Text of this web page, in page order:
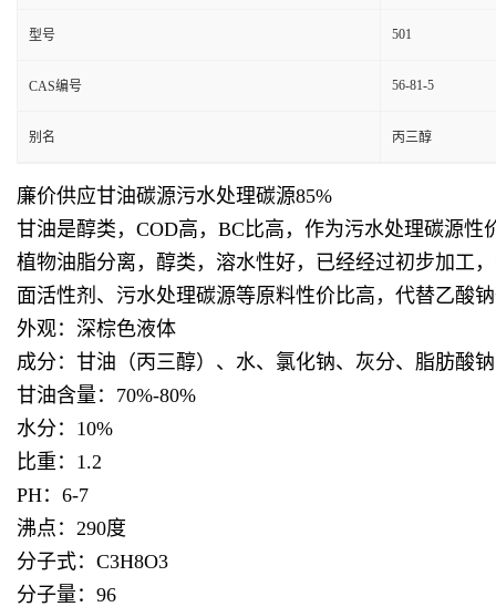
型号 501
CAS编号 56-81-5
别名 丙三醇
廉价供应甘油碳源污水处理碳源85%
甘油是醇类，COD高，BC比高，作为污水处理碳源
植物油脂分离，醇类，溶水性好，已经经过初步加工
面活性剂、污水处理碳源等原料性价比高，代替乙酸
外观：深棕色液体
成分：甘油（丙三醇）、水、氯化钠、灰分、脂肪酸钠
甘油含量：70%-80%
水分：10%
比重：1.2
PH：6-7
沸点：290度
分子式：C3H8O3
分子量：96